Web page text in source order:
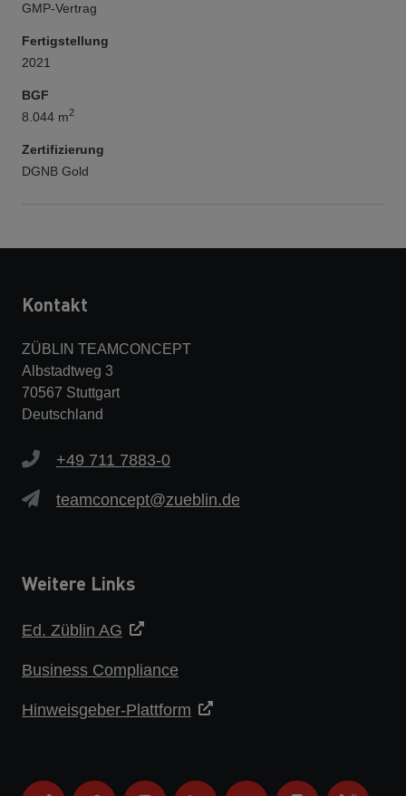
GMP-Vertrag
Fertigstellung
2021
BGF
8.044 m2
Zertifizierung
DGNB Gold
Kontakt
ZÜBLIN TEAMCONCEPT
Albstadtweg 3
70567 Stuttgart
Deutschland
+49 711 7883-0
teamconcept@zueblin.de
Weitere Links
Ed. Züblin AG
Business Compliance
Hinweisgeber-Plattform